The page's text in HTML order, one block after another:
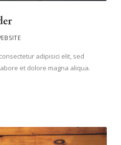
adipisici elit, sed
et dolore magna aliqua.